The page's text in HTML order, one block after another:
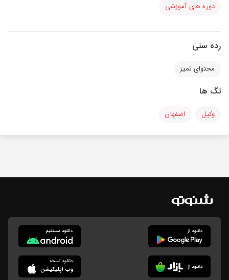
دوره های آموزشی
رده سنی
محتوای تمیز
تگ ها
وکیل اصفهان